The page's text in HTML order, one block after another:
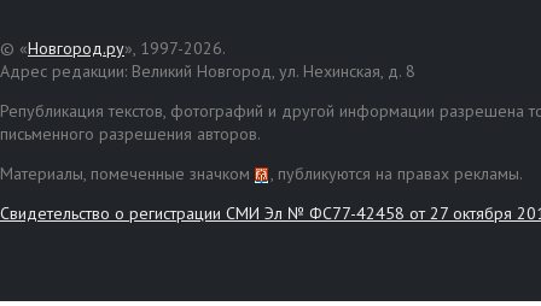
© «Новгород.ру», 1997-2026.
Адрес редакции: Великий Новгород, ул. Нехинская, д. 8
Републикация текстов, фотографий и другой информации разрешена
письменного разрешения авторов.
Материалы, помеченные значком
, публикуются на правах рекламы.
Свидетельство о регистрации СМИ Эл № ФС77-42458 от 27 октября